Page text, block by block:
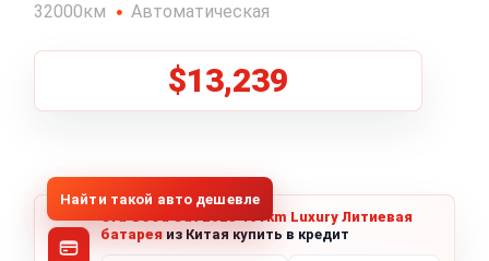
32000км Автоматическая
$13,239
Найти такой авто дешевле
Ora Good Cat 2023 401km Luxury Литиевая
батарея из Китая купить в кредит